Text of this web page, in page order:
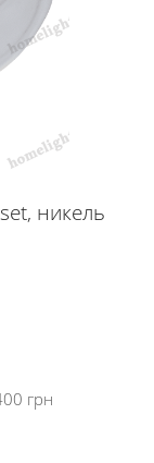
никель
грн